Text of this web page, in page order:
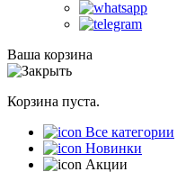
Ваша корзина
Корзина пуста.
Все категории
Новинки
Акции